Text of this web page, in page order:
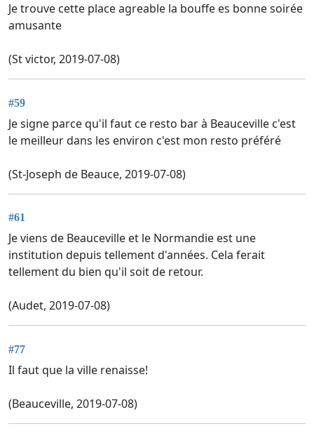
Je trouve cette place agreable la bouffe es bonne soirée
amusante
(St victor, 2019-07-08)
#59
Je signe parce qu'il faut ce resto bar à Beauceville c'est
le meilleur dans les environ c'est mon resto préféré
(St-Joseph de Beauce, 2019-07-08)
#61
Je viens de Beauceville et le Normandie est une
institution depuis tellement d'années. Cela ferait
tellement du bien qu'il soit de retour.
(Audet, 2019-07-08)
#77
Il faut que la ville renaisse!
(Beauceville, 2019-07-08)